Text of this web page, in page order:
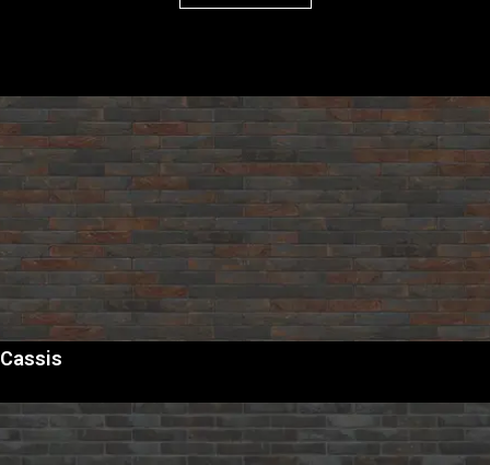
Cassis